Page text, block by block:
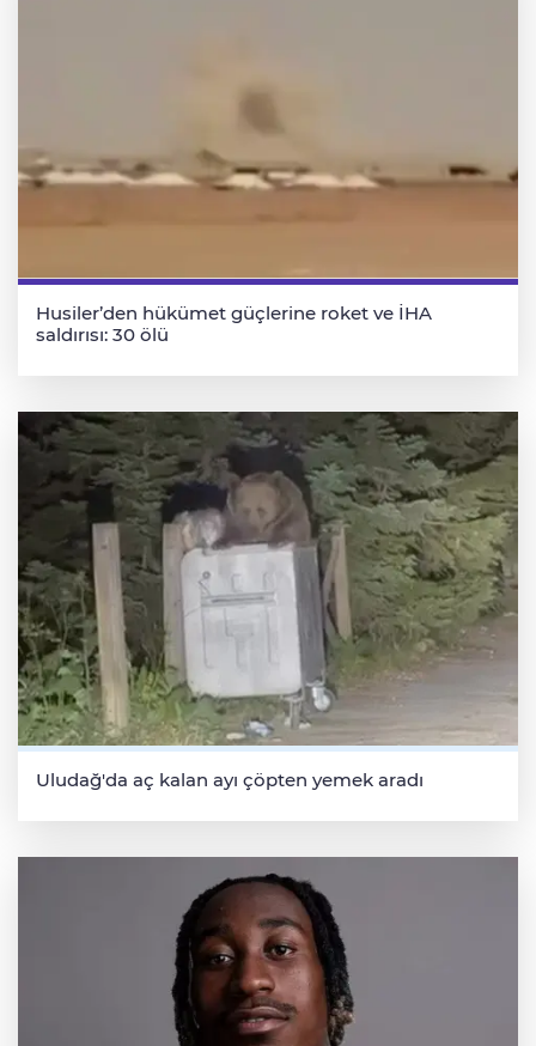
Husiler’den hükümet güçlerine roket ve İHA
saldırısı: 30 ölü
Uludağ'da aç kalan ayı çöpten yemek aradı